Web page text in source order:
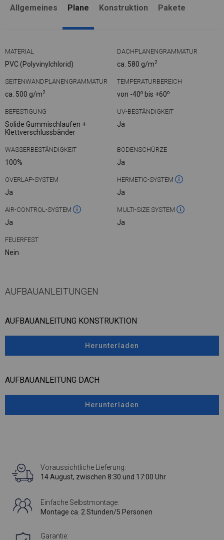
Allgemeines Plane Konstruktion Pakete
MATERIAL
PVC (Polyvinylchlorid)
DACHPLANENGRAMMATUR
ca. 580 g/m2
SEITENWANDPLANENGRAMMATUR
ca. 500 g/m2
TEMPERATURBEREICH
von -40o bis +60o
BEFESTIGUNG
Solide Gummischlaufen +
Klettverschlussbänder
UV-BESTÄNDIGKEIT
Ja
WASSERBESTÄNDIGKEIT
100%
BODENSCHÜRZE
Ja
OVERLAP-SYSTEM
Ja
HERMETIC-SYSTEM
Ja
AIR-CONTROL-SYSTEM
Ja
MULTI-SIZE SYSTEM
Ja
FEUERFEST
Nein
AUFBAUANLEITUNGEN
AUFBAUANLEITUNG KONSTRUKTION
Herunterladen
AUFBAUANLEITUNG DACH
Herunterladen
Voraussichtliche Lieferung:
14 August, zwischen 8:30 und 17:00 Uhr
Einfache Selbstmontage:
Montage ca. 2 Stunden/5 Personen
Garantie: